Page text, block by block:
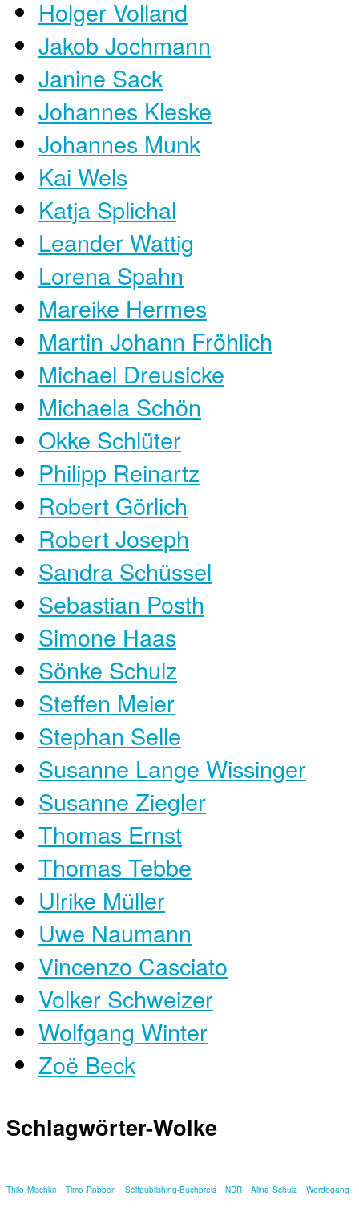
Holger Volland
Jakob Jochmann
Janine Sack
Johannes Kleske
Johannes Munk
Kai Wels
Katja Splichal
Leander Wattig
Lorena Spahn
Mareike Hermes
Martin Johann Fröhlich
Michael Dreusicke
Michaela Schön
Okke Schlüter
Philipp Reinartz
Robert Görlich
Robert Joseph
Sandra Schüssel
Sebastian Posth
Simone Haas
Sönke Schulz
Steffen Meier
Stephan Selle
Susanne Lange Wissinger
Susanne Ziegler
Thomas Ernst
Thomas Tebbe
Ulrike Müller
Uwe Naumann
Vincenzo Casciato
Volker Schweizer
Wolfgang Winter
Zoë Beck
Schlagwörter-Wolke
Thilo Mischke Timo Robben Selfpublishing-Buchpreis NDR Alina Schulz Werdegang